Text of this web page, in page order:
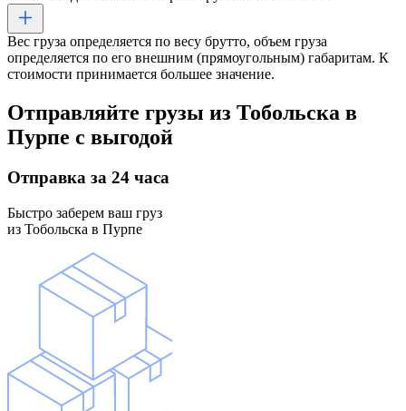
Вес груза определяется по весу брутто, объем груза
определяется по его внешним (прямоугольным) габаритам. К
стоимости принимается большее значение.
Отправляйте грузы из Тобольска в
Пурпе с выгодой
Отправка за 24 часа
Быстро заберем ваш груз
из Тобольска в Пурпе